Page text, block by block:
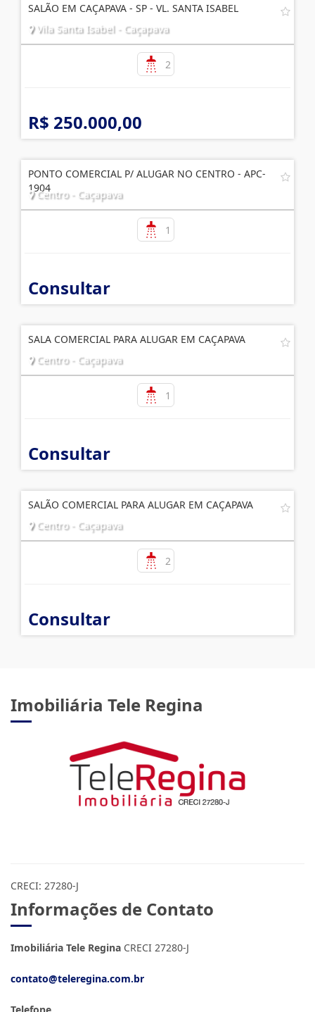
SALÃO EM CAÇAPAVA - SP - VL. SANTA ISABEL
Vila Santa Isabel - Caçapava
2
R$ 250.000,00
PONTO COMERCIAL P/ ALUGAR NO CENTRO - APC-
1904
Centro - Caçapava
1
Consultar
SALA COMERCIAL PARA ALUGAR EM CAÇAPAVA
Centro - Caçapava
1
Consultar
SALÃO COMERCIAL PARA ALUGAR EM CAÇAPAVA
Centro - Caçapava
2
Consultar
Imobiliária Tele Regina
CRECI: 27280-J
Informações de Contato
Imobiliária Tele Regina CRECI 27280-J
contato@teleregina.com.br